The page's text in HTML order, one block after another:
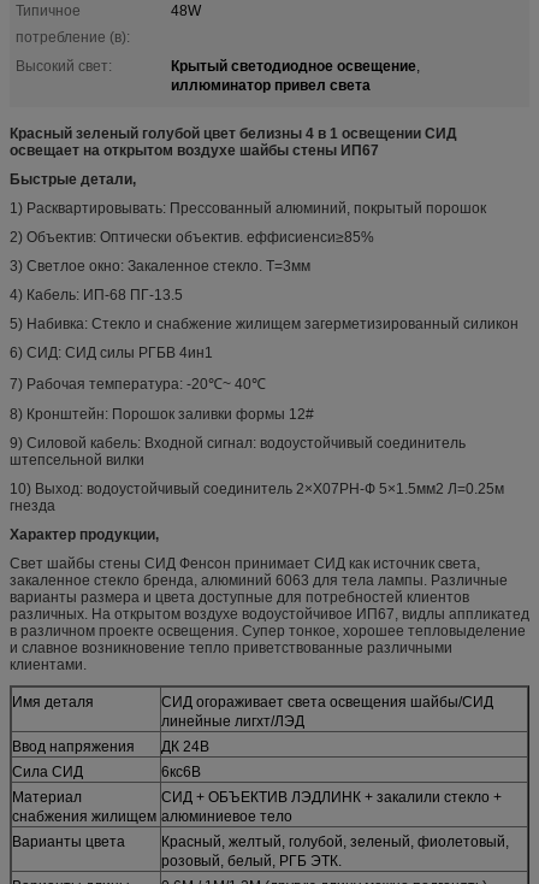
Типичное
потребление (в):
48W
Высокий свет: Крытый светодиодное освещение,
иллюминатор привел света
Красный зеленый голубой цвет белизны 4 в 1 освещении СИД
освещает на открытом воздухе шайбы стены ИП67
Быстрые детали,
1) Расквартировывать: Прессованный алюминий, покрытый порошок
2) Объектив: Оптически объектив. еффисиенси≥85%
3) Светлое окно: Закаленное стекло. Т=3мм
4) Кабель: ИП-68 ПГ-13.5
5) Набивка: Стекло и снабжение жилищем загерметизированный силикон
6) СИД: СИД силы РГБВ 4ин1
7) Рабочая температура: -20℃~ 40℃
8) Кронштейн: Порошок заливки формы 12#
9) Силовой кабель: Входной сигнал: водоустойчивый соединитель
штепсельной вилки
10) Выход: водоустойчивый соединитель 2×Х07РН-Ф 5×1.5мм2 Л=0.25м
гнезда
Характер продукции,
Свет шайбы стены СИД Фенсон принимает СИД как источник света,
закаленное стекло бренда, алюминий 6063 для тела лампы. Различные
варианты размера и цвета доступные для потребностей клиентов
различных. На открытом воздухе водоустойчивое ИП67, видлы аппликатед
в различном проекте освещения. Супер тонкое, хорошее тепловыделение
и славное возникновение тепло приветствованные различными
клиентами.
Имя деталя
СИД огораживает света освещения шайбы/СИД
линейные лигхт/ЛЭД
Ввод напряжения
ДК 24В
Сила СИД
6кс6В
Материал
снабжения жилищем
СИД + ОБЪЕКТИВ ЛЭДЛИНК + закалили стекло +
алюминиевое тело
Варианты цвета
Красный, желтый, голубой, зеленый, фиолетовый,
розовый, белый, РГБ ЭТК.